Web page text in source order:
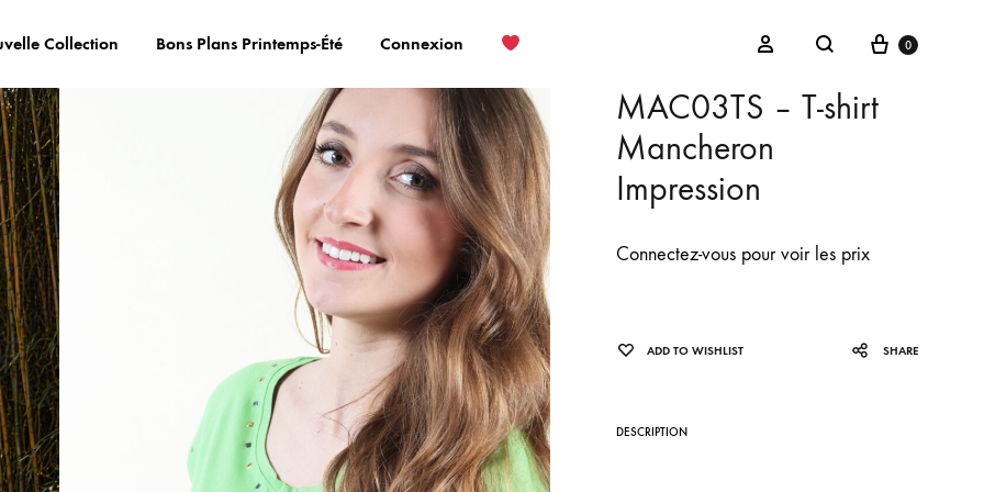
Collection Bons Plans Printemps-Été Connexion Sign in
Search
Cart
0
MAC03TS – T-shirt
Mancheron
Impression
Connectez-vous pour voir les prix
ADD TO WISHLIST SHARE
DESCRIPTION